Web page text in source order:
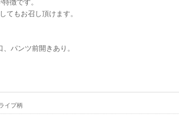
徴です。
てもお召し頂けます。
パンツ前開きあり。
イプ柄